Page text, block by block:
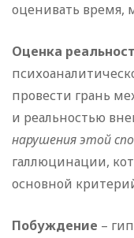
оценивать время,
Оценка
провести грань
и реальностью
нарушения этой
галлюцинации,
основной
Побуждение –